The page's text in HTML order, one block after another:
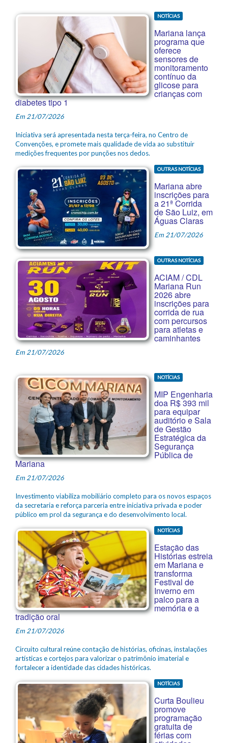
NOTÍCIAS
Mariana lança
programa que
oferece
sensores de
monitoramento
contínuo da
glicose para
crianças com
diabetes tipo 1
Em 21/07/2026
Iniciativa será apresentada nesta terça-feira, no Centro de
Convenções, e promete mais qualidade de vida ao substituir
medições frequentes por punções nos dedos.
OUTRAS NOTÍCIAS
Mariana abre
inscrições para
a 21ª Corrida
de São Luiz, em
Águas Claras
Em 21/07/2026
OUTRAS NOTÍCIAS
ACIAM / CDL
Mariana Run
2026 abre
inscrições para
corrida de rua
com percursos
para atletas e
caminhantes
Em 21/07/2026
NOTÍCIAS
MIP Engenharia
doa R$ 393 mil
para equipar
auditório e Sala
de Gestão
Estratégica da
Segurança
Pública de
Mariana
Em 21/07/2026
Investimento viabiliza mobiliário completo para os novos espaços
da secretaria e reforça parceria entre iniciativa privada e poder
público em prol da segurança e do desenvolvimento local.
NOTÍCIAS
Estação das
Histórias estreia
em Mariana e
transforma
Festival de
Inverno em
palco para a
memória e a
tradição oral
Em 21/07/2026
Circuito cultural reúne contação de histórias, oficinas, instalações
artísticas e cortejos para valorizar o patrimônio imaterial e
fortalecer a identidade das cidades históricas.
NOTÍCIAS
Curta Boulieu
promove
programação
gratuita de
férias com